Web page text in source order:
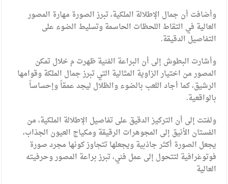
الملك يتلقى اتصالا هاتفيا من العاهل البحريني
القاضي محمود أحمد فريحات.. مبارك ومزيدا من التوفيق
وأضافت أن جمال الإطلالة الملكية، تبرز الصورة مهارة المصور
العالية في التقاط اللحظات الحاسمة وتسليط الضوء على
التفاصيل الدقيقة.
وأشارت البطوش إلى أن البراعة الفنية ظهرت م خلال تمكن
المصور من اختيار الزاوية المثالية التي تبرز جمال الملكة وقوامها
الرشيق، كما أجاد اللعب بالضوء والظلال ليجد عمقاً وإحساساً
بالواقعية.
ولفتت إلى أن التركيز الدقيق على تفاصيل الإطلالة الملكية، من
الفستان الأنيق إلى المجوهرات الرقيقة ومكياج العيون الجذاب،
يجعل الصورة أكثر جاذبية ويجعلها تتجاوز كونها مجرد صورة
فوتوغرافية لتتحول إلى عمل فني، تبرز براعة المصور وحرفيته
العالية